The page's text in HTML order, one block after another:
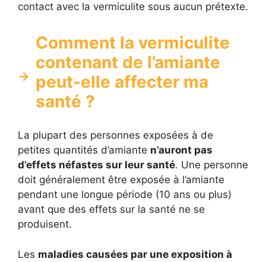
contact avec la vermiculite sous aucun prétexte.
Comment la vermiculite
contenant de l’amiante
peut-elle affecter ma
santé ?
La plupart des personnes exposées à de
petites quantités d’amiante n’auront pas
d’effets néfastes sur leur santé. Une personne
doit généralement être exposée à l’amiante
pendant une longue période (10 ans ou plus)
avant que des effets sur la santé ne se
produisent.
Les maladies causées par une exposition à